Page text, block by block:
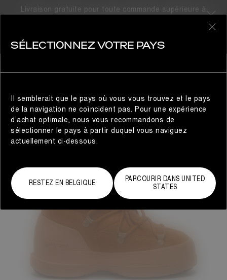
Livraison gratuite pour toute commande supérieure à
SÉLECTIONNEZ VOTRE PAYS
Il semblerait que le pays où vous vous trouvez et le pays
de la navigation ne coïncident pas. Pour une expérience
d’achat optimale, nous vous recommandons de
sélectionner le pays à partir duquel vous naviguez
actuellement ci-dessous.
RESTEZ EN BELGIQUE
PARCOURIR DANS UNITED
STATES